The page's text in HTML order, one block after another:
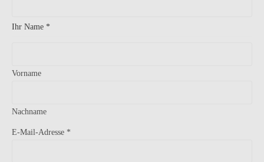
e
p
n
Ihr Name *
Vorname
Nachname
E-Mail-Adresse *